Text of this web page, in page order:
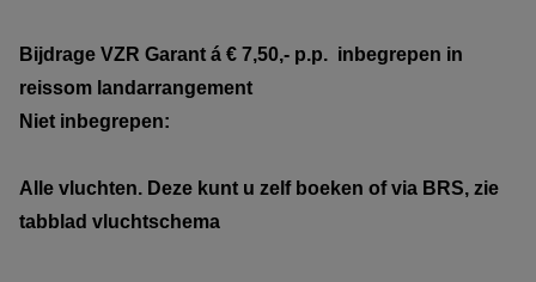
Bijdrage VZR Garant á € 7,50,- p.p. inbegrepen in
reissom landarrangement
Niet inbegrepen:
Alle vluchten. Deze kunt u zelf boeken of via BRS, zie
tabblad vluchtschema